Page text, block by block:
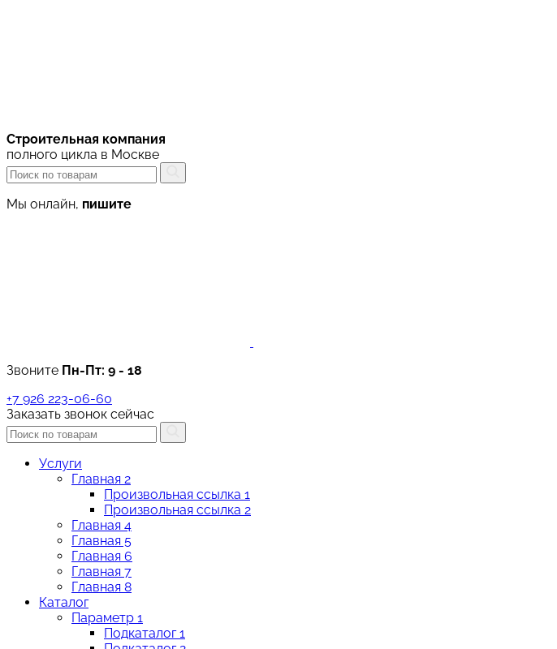
Строительная компания
полного цикла в Москве
Мы онлайн, пишите
Звоните Пн-Пт: 9 - 18
+7 926 223-06-60
Заказать звонок сейчас
Услуги
Главная 2
Произвольная ссылка 1
Произвольная ссылка 2
Главная 4
Главная 5
Главная 6
Главная 7
Главная 8
Каталог
Параметр 1
Подкаталог 1